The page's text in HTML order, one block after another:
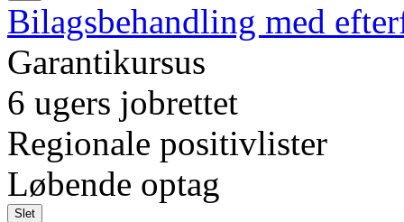
Bilagsbehandling med
Garantikursus
6 ugers jobrettet
Regionale positivlister
Løbende optag
Slet